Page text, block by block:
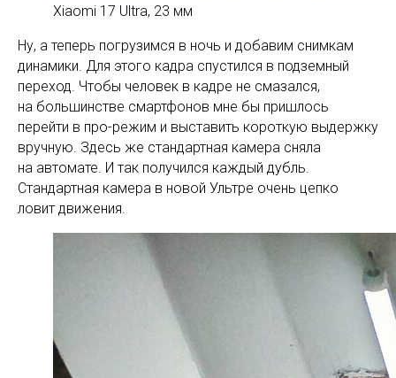
Xiaomi 17 Ultra, 23 мм
Ну, а теперь погрузимся в ночь и добавим снимкам
динамики. Для этого кадра спустился в подземный
переход. Чтобы человек в кадре не смазался,
на большинстве смартфонов мне бы пришлось
перейти в про-режим и выставить короткую выдержку
вручную. Здесь же стандартная камера сняла
на автомате. И так получился каждый дубль.
Стандартная камера в новой Ультре очень цепко
ловит движения.